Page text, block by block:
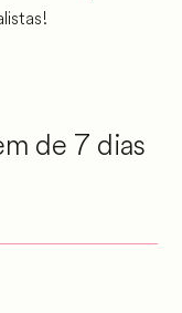
de 7 dias